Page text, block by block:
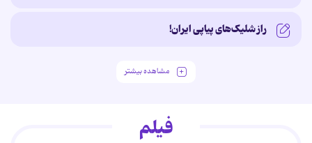
راز شلیک‌های پیاپی ایران!
مشاهده بیشتر
فیلم